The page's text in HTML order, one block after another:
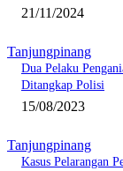
21/11/2024
Tanjungpinang
Dua Pelaku
Ditangkap Polisi
15/08/2023
Tanjungpinang
Kasus Pelarangan